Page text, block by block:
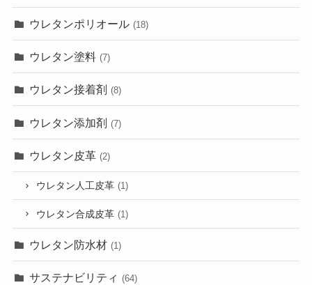
ウレタンポリオール (18)
ウレタン塗料 (7)
ウレタン接着剤 (8)
ウレタン添加剤 (7)
ウレタン皮革 (2)
ウレタン人工皮革 (1)
ウレタン合成皮革 (1)
ウレタン防水材 (1)
サステナビリティ (64)